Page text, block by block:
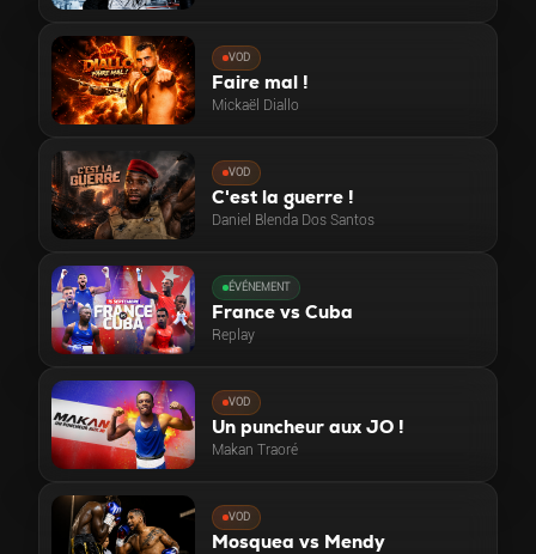
VOD
Faire mal !
Mickaël Diallo
VOD
C'est la guerre !
Daniel Blenda Dos Santos
ÉVÉNEMENT
France vs Cuba
Replay
VOD
Un puncheur aux JO !
Makan Traoré
VOD
Mosquea vs Mendy